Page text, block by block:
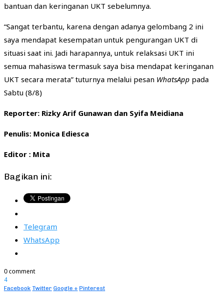
bantuan dan keringanan UKT sebelumnya.
“Sangat terbantu, karena dengan adanya gelombang 2 ini
saya mendapat kesempatan untuk pengurangan UKT di
situasi saat ini. Jadi harapannya, untuk relaksasi UKT ini
semua mahasiswa termasuk saya bisa mendapat keringanan
UKT secara merata” tuturnya melalui pesan WhatsApp pada
Sabtu (8/8)
Reporter: Rizky Arif Gunawan dan Syifa Meidiana
Penulis: Monica Ediesca
Editor : Mita
Bagikan ini:
Telegram
WhatsApp
0 comment
4
Facebook Twitter Google + Pinterest